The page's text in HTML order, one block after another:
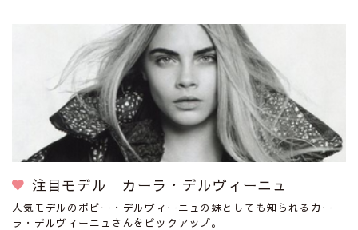
注目モデル カーラ・デルヴィーニュ
人気モデルのポピー・デルヴィーニュの妹としても知られるカー
ラ・デルヴィーニュさんをピックアップ。